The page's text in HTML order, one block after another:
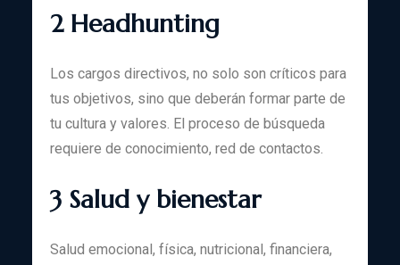
2 Headhunting
Los cargos directivos, no solo son críticos para
tus objetivos, sino que deberán formar parte de
tu cultura y valores. El proceso de búsqueda
requiere de conocimiento, red de contactos.
3 Salud y bienestar
Salud emocional, física, nutricional, financiera,